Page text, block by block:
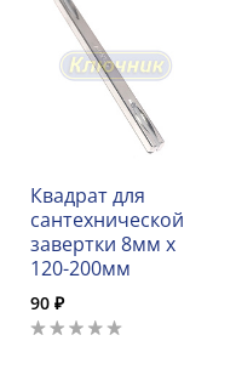
Квадрат для
сантехнической
завертки 8мм х
120-200мм
90 ₽